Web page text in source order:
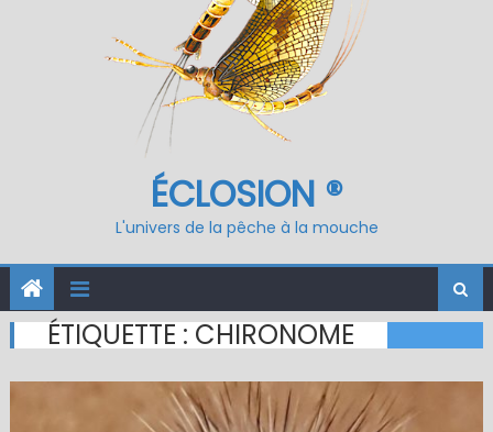
ÉCLOSION ®
L'univers de la pêche à la mouche
ÉTIQUETTE :CHIRONOME